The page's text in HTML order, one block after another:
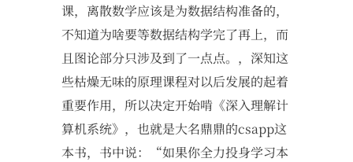
课，离散数学应该是为数据结构准备的，
不知道为啥要等数据结构学完了再上，而
且图论部分只涉及到了一点点。，深知这
些枯燥无味的原理课程对以后发展的起着
重要作用，所以决定开始啃《深入理解计
算机系统》，也就是大名鼎鼎的csapp这
本书，书中说：“如果你全力投身学习本